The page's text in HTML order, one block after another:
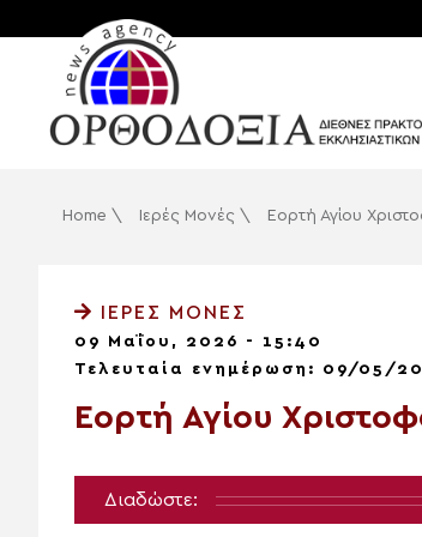
Home \ Ιερές Μονές \ Εορτή Αγίου
ΙΕΡΈΣ ΜΟΝΈΣ
09 Μαΐου, 2026 - 15:40
Τελευταία ενημέρωση: 09/05/
Εορτή Αγίου
Διαδώστε: